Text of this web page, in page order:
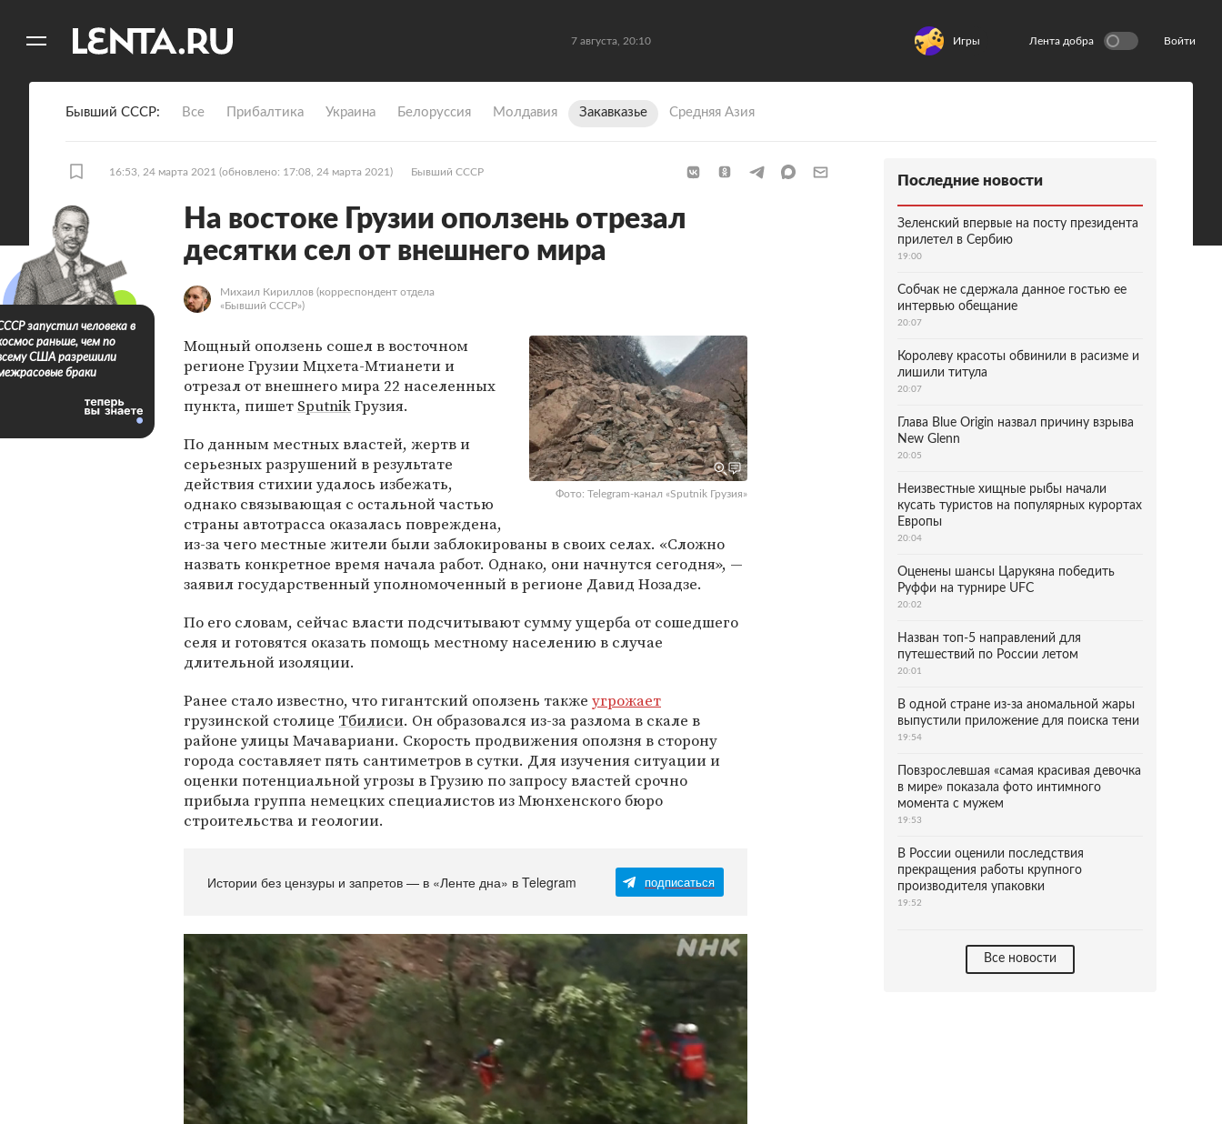
7 августа, 20:10 Игры Лента добра Войти
Бывший СССР Все Прибалтика Украина Белоруссия Молдавия Закавказье Средняя Азия
16:53, 24 марта 2021 (обновлено: 17:08, 24 марта 2021) Бывший СССР
На востоке Грузии оползень отрезал
десятки сел от внешнего мира
Михаил Кириллов (корреспондент отдела
«Бывший СССР»)
Фото: Telegram-канал «Sputnik Грузия»
Мощный оползень сошел в восточном
регионе Грузии Мцхета-Мтианети и
отрезал от внешнего мира 22 населенных
пункта, пишет SputnikГрузия.
По данным местных властей, жертв и
серьезных разрушений в результате
действия стихии удалось избежать,
однако связывающая с остальной частью
страны автотрасса оказалась повреждена,
из-за чего местные жители были заблокированы в своих селах. «Сложно
назвать конкретное время начала работ. Однако, они начнутся сегодня», —
заявил государственный уполномоченный в регионе Давид Нозадзе.
По его словам, сейчас власти подсчитывают сумму ущерба от сошедшего
селя и готовятся оказать помощь местному населению в случае
длительной изоляции.
Ранее стало известно, что гигантский оползень также угрожает
грузинской столице Тбилиси. Он образовался из-за разлома в скале в
районе улицы Мачавариани. Скорость продвижения оползня в сторону
города составляет пять сантиметров в сутки. Для изучения ситуации и
оценки потенциальной угрозы в Грузию по запросу властей срочно
прибыла группа немецких специалистов из Мюнхенского бюро
строительства и геологии.
Истории без цензуры и запретов — в «Ленте дна» в Telegram подписаться
запустил человека в
раньше, чем по
США разрешили
браки
Последние новости
Зеленский впервые на посту президента
прилетел в Сербию
19:00
Собчак не сдержала данное гостью ее
интервью обещание
20:07
Королеву красоты обвинили в расизме и
лишили титула
20:07
Глава Blue Origin назвал причину взрыва
New Glenn
20:05
Неизвестные хищные рыбы начали
кусать туристов на популярных курортах
Европы
20:04
Оценены шансы Царукяна победить
Руффи на турнире UFC
20:02
Назван топ-5 направлений для
путешествий по России летом
20:01
В одной стране из-за аномальной жары
выпустили приложение для поиска тени
19:54
Повзрослевшая «самая красивая девочка
в мире» показала фото интимного
момента с мужем
19:53
В России оценили последствия
прекращения работы крупного
производителя упаковки
19:52
Все новости